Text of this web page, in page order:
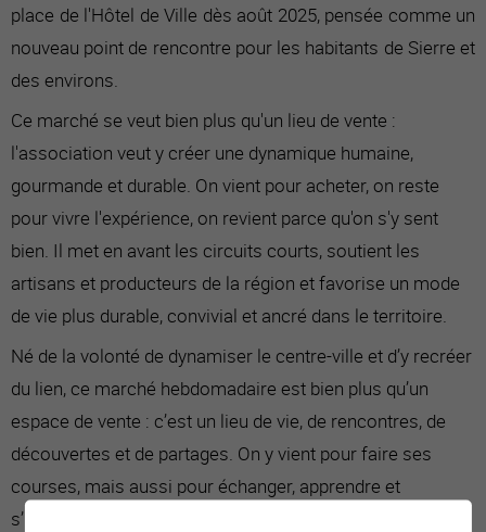
place de l'Hôtel de Ville dès août 2025, pensée comme un
nouveau point de rencontre pour les habitants de Sierre et
des environs.
Ce marché se veut bien plus qu'un lieu de vente :
l'association veut y créer une dynamique humaine,
gourmande et durable. On vient pour acheter, on reste
pour vivre l'expérience, on revient parce qu'on s'y sent
bien. Il met en avant les circuits courts, soutient les
artisans et producteurs de la région et favorise un mode
de vie plus durable, convivial et ancré dans le territoire.
Né de la volonté de dynamiser le centre-ville et d’y recréer
du lien, ce marché hebdomadaire est bien plus qu’un
espace de vente : c’est un lieu de vie, de rencontres, de
découvertes et de partages. On y vient pour faire ses
courses, mais aussi pour échanger, apprendre et
s’inspirer.